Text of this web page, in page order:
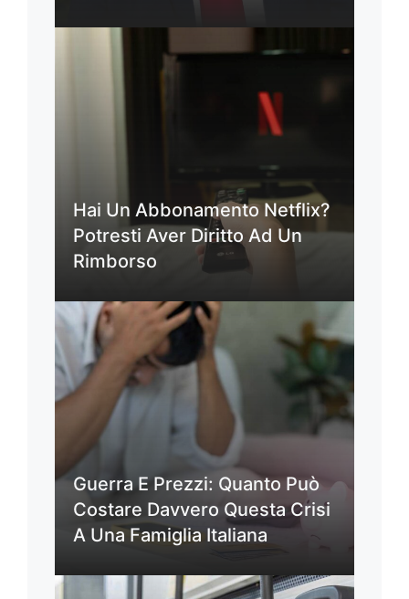
Hai Un Abbonamento Netflix?
Potresti Aver Diritto Ad Un
Rimborso
Guerra E Prezzi: Quanto Può
Costare Davvero Questa Crisi
A Una Famiglia Italiana